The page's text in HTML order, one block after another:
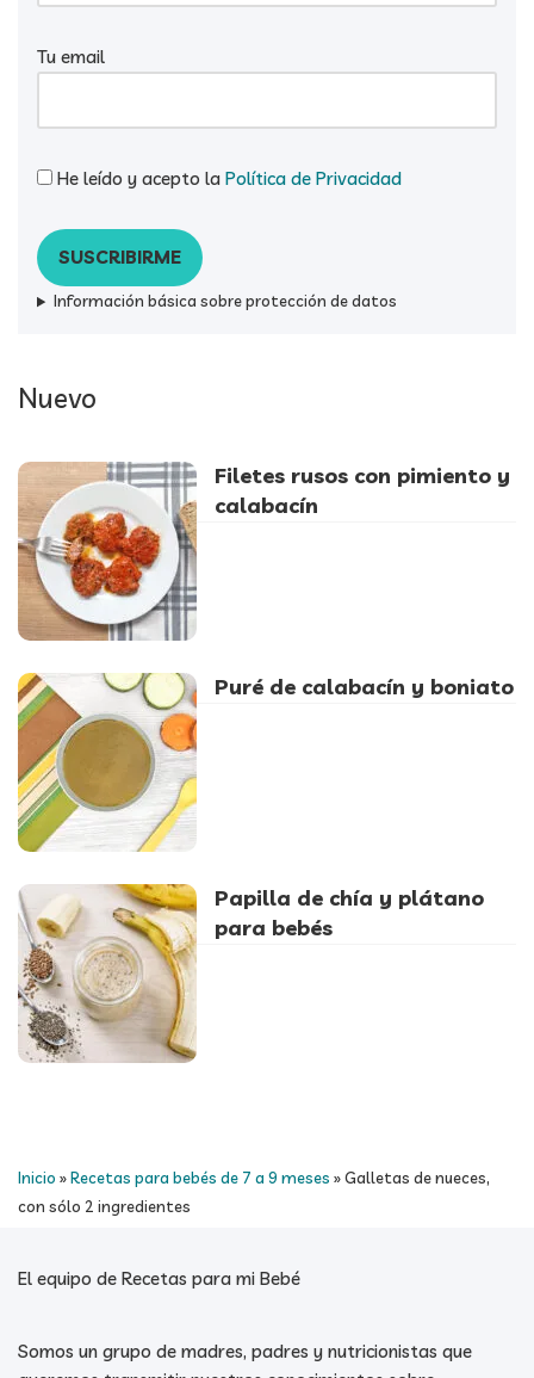
Tu email
He leído y acepto la Política de Privacidad
Información básica sobre protección de datos
Nuevo
Filetes rusos con pimiento y
calabacín
Puré de calabacín y boniato
Papilla de chía y plátano
para bebés
Inicio »Recetas para bebés de 7 a 9 meses »Galletas de nueces,
con sólo 2 ingredientes
El equipo de Recetas para mi Bebé
Somos un grupo de madres, padres y nutricionistas que